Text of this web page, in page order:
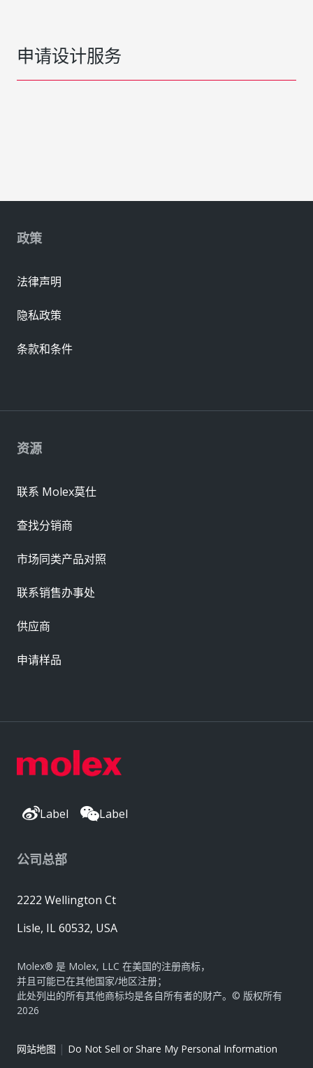
申请设计服务
Label Label
公司总部
2222 Wellington Ct
Lisle, IL 60532, USA
Molex® 是 Molex, LLC 在美国的注册商标，
并且可能已在其他国家/地区注册；
此处列出的所有其他商标均是各自所有者的财产。© 版权所有
2026
网站地图 | Do Not Sell or Share My Personal Information
资源
联系 Molex莫仕
查找分销商
市场同类产品对照
联系销售办事处
供应商
申请样品
政策
法律声明
隐私政策
条款和条件